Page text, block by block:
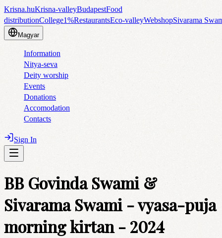
Krisna.huKrisna-valleyBudapestFood
distributionCollege1%RestaurantsEco-valleyWebshopSivarama
Magyar
Information
Nitya-seva
Deity worship
Events
Donations
Accomodation
Contacts
Sign In
BB Govinda Swami &
Sivarama Swami - vyasa-puja
morning kirtan - 2024